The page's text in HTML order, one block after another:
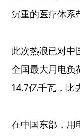
沉重的医疗体系
此次热浪已对中
全国最大用电负
14.7亿千瓦，比
在中国东部，用